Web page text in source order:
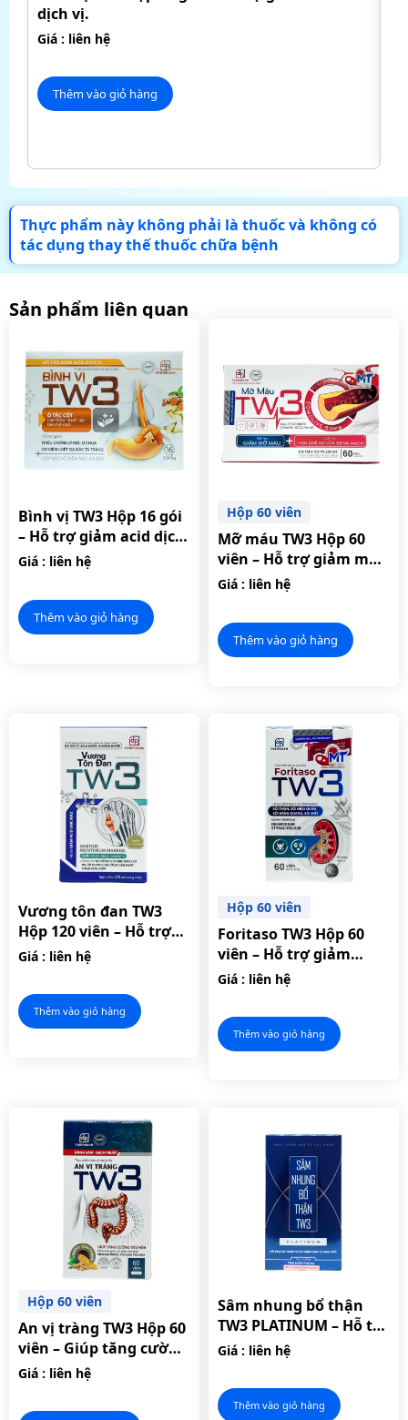
dịch vị.
Giá : liên hệ
Thêm vào giỏ hàng
Thực phẩm này không phải là thuốc và không có
tác dụng thay thế thuốc chữa bệnh
Sản phẩm liên quan
Bình vị TW3 Hộp 16 gói
– Hỗ trợ giảm acid dịch
vị.
Giá : liên hệ
Thêm vào giỏ hàng
Hộp 60 viên
Mỡ máu TW3 Hộp 60
viên – Hỗ trợ giảm mỡ
máu, hạn chế xơ vữa
Giá : liên hệ
Thêm vào giỏ hàng
Vương tôn đan TW3
Hộp 120 viên – Hỗ trợ
giảm acid uric máu.
Giá : liên hệ
Thêm vào giỏ hàng
Hộp 60 viên
Foritaso TW3 Hộp 60
viên – Hỗ trợ giảm
nguy cơ hình thành sỏi
Giá : liên hệ
Thêm vào giỏ hàng
Hộp 60 viên
An vị tràng TW3 Hộp 60
viên – Giúp tăng cường
hệ tiêu hóa, hỗ trợ làm
đại tràng
Giá : liên hệ
Sâm nhung bổ thận
TW3 PLATINUM – Hỗ trợ
cải thiện chức năng
Giá : liên hệ
Thêm vào giỏ hàng